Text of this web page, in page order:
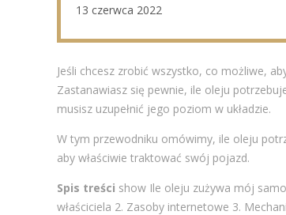
13 czerwca 2022
Jeśli chcesz zrobić wszystko, co możliwe,
Zastanawiasz się pewnie, ile oleju
musisz uzupełnić jego poziom w układzie.
W tym przewodniku omówimy, ile oleju
aby właściwie traktować swój pojazd.
Spis treści show Ile oleju zużywa mój
właściciela 2. Zasoby internetowe 3.